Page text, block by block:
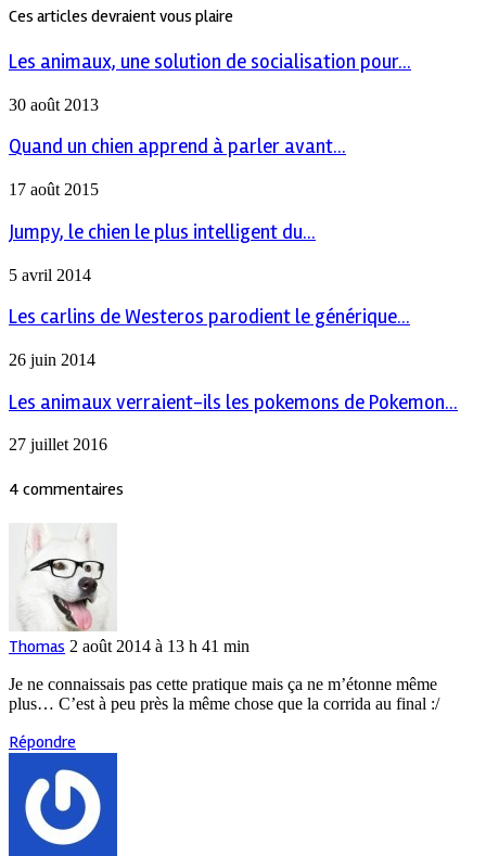
Ces articles devraient vous plaire
Les animaux, une solution de socialisation pour...
30 août 2013
Quand un chien apprend à parler avant...
17 août 2015
Jumpy, le chien le plus intelligent du...
5 avril 2014
Les carlins de Westeros parodient le générique...
26 juin 2014
Les animaux verraient-ils les pokemons de Pokemon...
27 juillet 2016
4 commentaires
Thomas 2 août 2014 à 13 h 41 min
Je ne connaissais pas cette pratique mais ça ne m’étonne même
plus… C’est à peu près la même chose que la corrida au final :/
Répondre